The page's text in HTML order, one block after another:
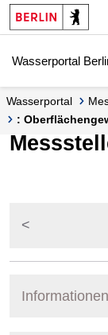
Springe zur
Springe zum Inhalt
Wasserportal
Wasserportal
:
Informationen